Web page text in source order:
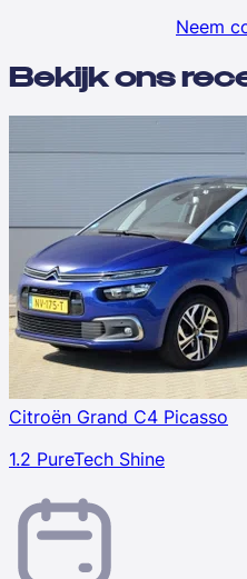
Neem
Bekijk ons
Citroën Grand C4 Picasso
1.2 PureTech Shine